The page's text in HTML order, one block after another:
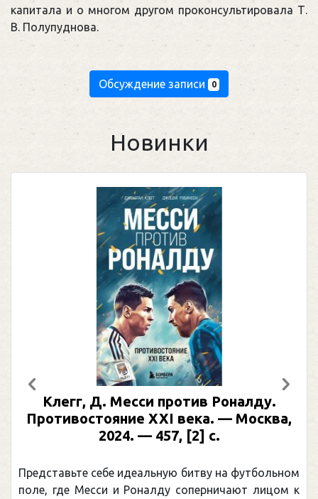
капитала и о многом другом проконсультировала Т.
В. Полупуднова.
Обсуждение записи 0
Новинки
Клегг, Д. Месси против Роналду.
Противостояние XXI века. — Москва,
2024. — 457, [2] с.
Представьте себе идеальную битву на футбольном
поле, где Месси и Роналду соперничают лицом к
Предыдущий